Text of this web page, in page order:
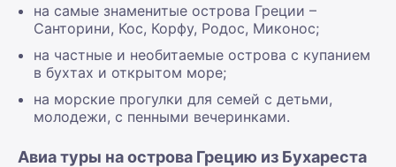
на самые знаменитые острова Греции –
Санторини, Кос, Корфу, Родос, Миконос;
на частные и необитаемые острова с купанием
в бухтах и открытом море;
на морские прогулки для семей с детьми,
молодежи, с пенными вечеринками.
Авиа туры на острова Грецию из Бухареста